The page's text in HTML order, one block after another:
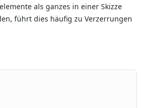
als ganzes in einer Skizze
führt dies häufig zu Verzerrungen